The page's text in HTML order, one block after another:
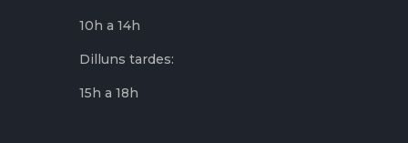
10h a 14h
Dilluns tardes:
15h a 18h